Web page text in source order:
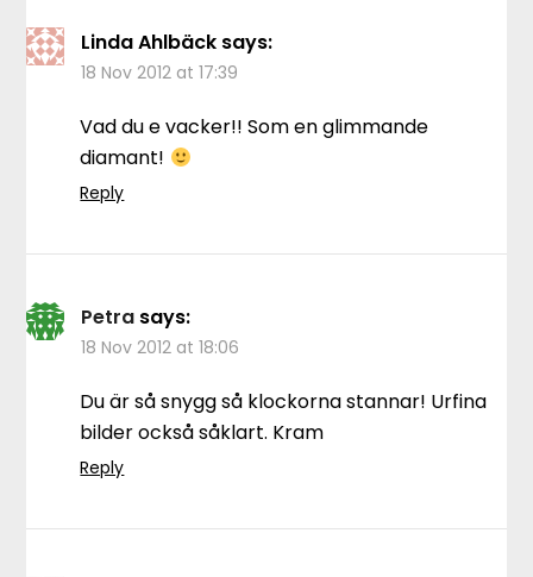
Linda Ahlbäck says:
18 Nov 2012 at 17:39
Vad du e vacker!! Som en glimmande
diamant!
Reply
Petra says:
18 Nov 2012 at 18:06
Du är så snygg så klockorna stannar! Urfina
bilder också såklart. Kram
Reply